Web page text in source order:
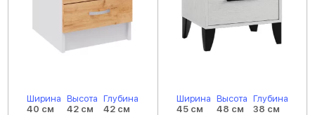
Ширина
40 см
Высота
42 см
Глубина
42 см
Ширина
45 см
Высота
48 см
Глубина
38 см